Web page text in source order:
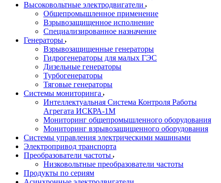
Высоковольтные электродвигатели
Общепромышленное применение
Взрывозащищенное исполнение
Специализированное назначение
Генераторы
Взрывозащищенные генераторы
Гидрогенераторы для малых ГЭС
Дизельные генераторы
Турбогенераторы
Тяговые генераторы
Системы мониторинга
Интеллектуальная Система Контроля Работы
Агрегата ИСКРА-1М
Мониторинг общепромышленного оборудования
Мониторинг взрывозащищенного оборудования
Системы управления электрическими машинами
Электропривод транспорта
Преобразователи частоты
Низковольтные преобразователи частоты
Продукты по сериям